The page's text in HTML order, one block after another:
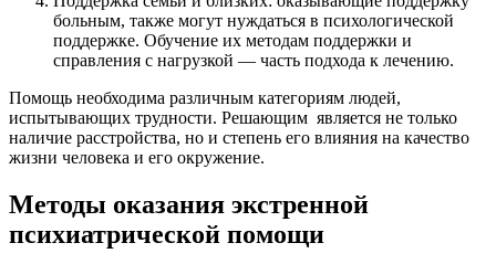
больным, также могут нуждаться в психологической
поддержке. Обучение их методам поддержки и
справления с нагрузкой — часть подхода к лечению.
Помощь необходима различным категориям людей,
испытывающих трудности. Решающим является не только
наличие расстройства, но и степень его влияния на качество
жизни человека и его окружение.
Методы оказания экстренной
психиатрической помощи